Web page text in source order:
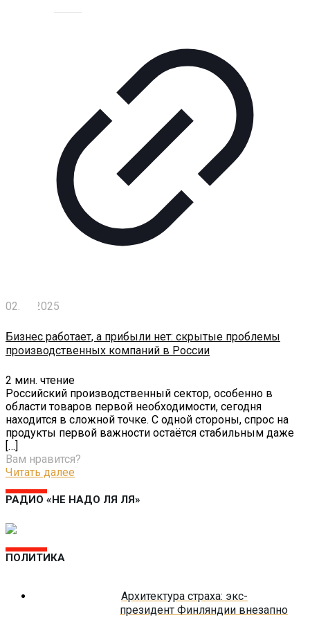
Технологии
читателя
Блокчейн
О
нас
Помощь
проекту
02.08.2025
Бизнес работает, а прибыли нет: скрытые проблемы
производственных компаний в России
2 мин. чтение
Российский производственный сектор, особенно в
области товаров первой необходимости, сегодня
находится в сложной точке. С одной стороны, спрос на
продукты первой важности остаётся стабильным даже
[…]
Вам нравится?
Читать далее
РАДИО «НЕ НАДО ЛЯ ЛЯ»
ПОЛИТИКА
Архитектура страха: экс-
президент Финляндии внезапно